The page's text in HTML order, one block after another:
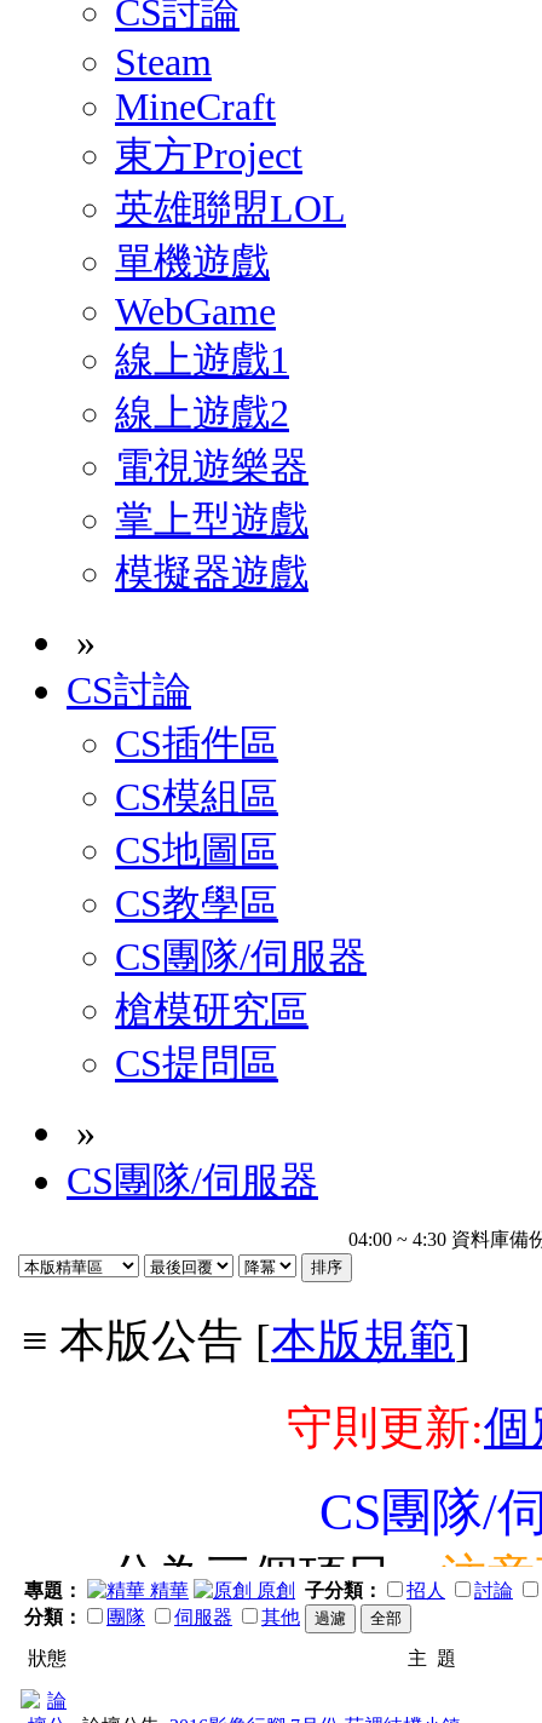
CS討論
Steam
MineCraft
東方Project
英雄聯盟LOL
單機遊戲
WebGame
線上遊戲1
線上遊戲2
電視遊樂器
掌上型遊戲
模擬器遊戲
»
CS討論
CS插件區
CS模組區
CS地圖區
CS教學區
CS團隊/伺服器
槍模研究區
CS提問區
»
CS團隊/伺服器
04:00 ~ 4:30 資料庫
≡ 本版公告 [本版規範]
守則更新:個
CS團隊/
分為三個項目：注
專題： 精華 原創 子分類： 招人
討論
分類：
團隊 伺服器
其他
狀態
主 題